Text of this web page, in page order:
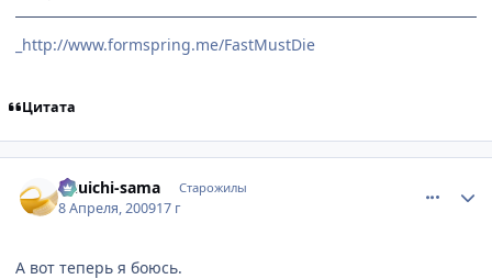
_http://www.formspring.me/FastMustDie
Цитата
Yuuichi-sama Старожилы
8 Апреля, 200917 г
А вот теперь я боюсь.